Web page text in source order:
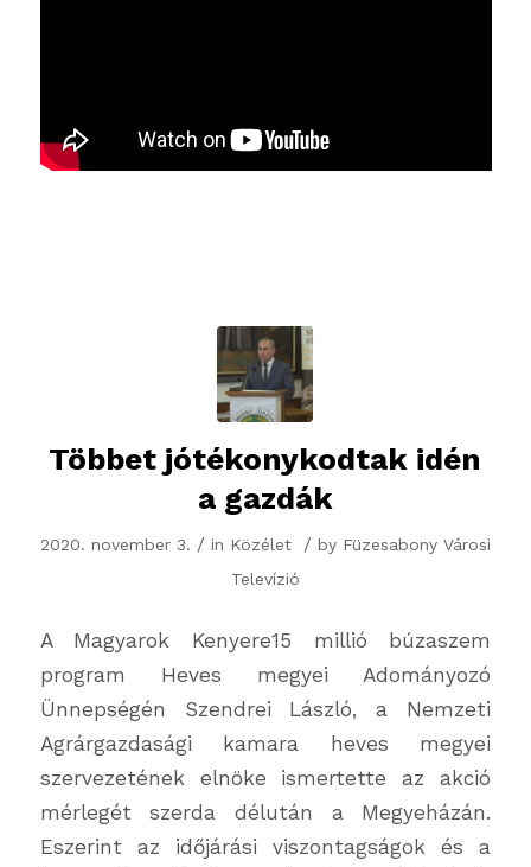
Többet jótékonykodtak idén
a gazdák
2020. november 3. / in Közélet / by Füzesabony Városi
Televízió
A Magyarok Kenyere15 millió búzaszem
program Heves megyei Adományozó
Ünnepségén Szendrei László, a Nemzeti
Agrárgazdasági kamara heves megyei
szervezetének elnöke ismertette az akció
mérlegét szerda délután a Megyeházán.
Eszerint az időjárási viszontagságok és a